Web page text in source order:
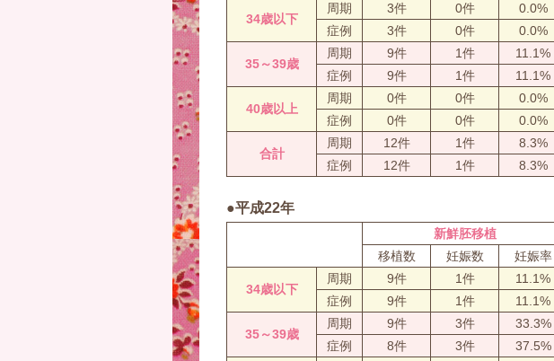
34歳以下
周期 3件 0件 0.0%
症例
3件 0件 0.0%
35～39歳
周期 9件 1件 11.1%
症例
9件 1件 11.1%
40歳以上
周期 0件 0件 0.0%
症例
0件 0件 0.0%
合計
周期 12件 1件 8.3%
症例
12件 1件 8.3%
●平成22年
新鮮胚移植
移植数
妊娠数 妊娠率
34歳以下
周期 9件 1件 11.1%
症例
9件 1件 11.1%
35～39歳
周期 9件 3件 33.3%
症例
8件 3件 37.5%